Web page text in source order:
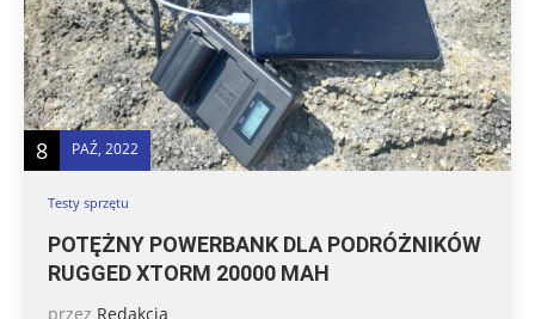
8 PAŹ, 2022
Testy sprzętu
POTĘŻNY POWERBANK DLA PODRÓŻNIKÓW
RUGGED XTORM 20000 MAH
przez Redakcja